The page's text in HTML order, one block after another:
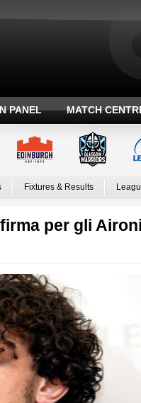
PANEL MATCH
Fixtures & Results
per gli Aironi